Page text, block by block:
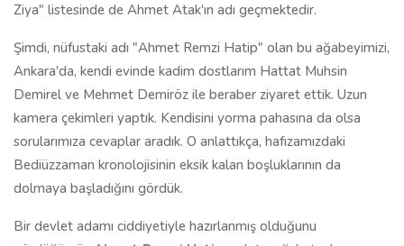
Ziya" listesinde de Ahmet Atak'ın adı geçmektedir.
Şimdi, nüfustaki adı "Ahmet Remzi Hatip" olan bu ağabeyimizi,
Ankara'da, kendi evinde kadim dostlarım Hattat Muhsin
Demirel ve Mehmet Demiröz ile beraber ziyaret ettik. Uzun
kamera çekimleri yaptık. Kendisini yorma pahasına da olsa
sorularımıza cevaplar aradık. O anlattıkça, hafızamızdaki
Bediüzzaman kronolojisinin eksik kalan boşluklarının da
dolmaya başladığını gördük.
Bir devlet adamı ciddiyetiyle hazırlanmış olduğunu